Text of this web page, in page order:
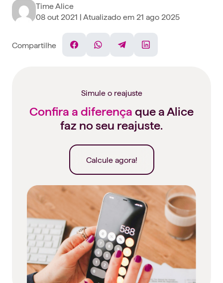
Time Alice
08 out 2021 | Atualizado em 21 ago 2025
Compartilhe
FacebookWhatsAppTelegramLinkedin
Simule o reajuste
Confira a diferença que a Alice
faz no seu reajuste.
Calcule agora!